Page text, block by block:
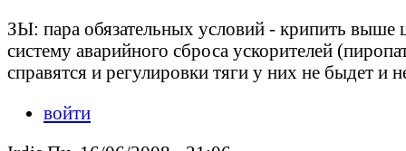
ЗЫ: пара обязательных условий - крипить выше
систему аварийного сброса ускорителей
справятся и регулировки тяги у них не быдет и
войти